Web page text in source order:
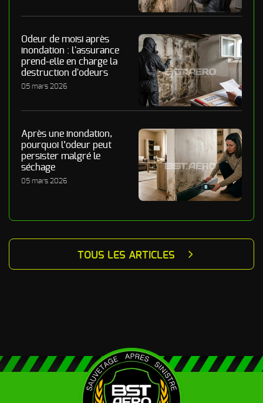
Odeur de moisi après
inondation : l'assurance
prend-elle en charge la
destruction d'odeurs
05 mars 2026
Après une inondation,
pourquoi l’odeur peut
persister malgré le
séchage
05 mars 2026
TOUS LES ARTICLES